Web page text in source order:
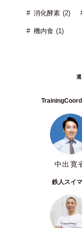
消化酵素 (2)
機内食 (1)
中出寛
鉄人スイ